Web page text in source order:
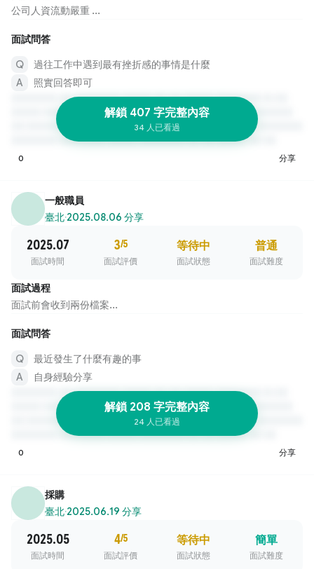
公司人資流動嚴重 ...
面試問答
過往工作中遇到最有挫折感的事情是什麼
照實回答即可
解鎖 407 字完整內容
34 人已看過
0 分享
一般職員
臺北·2025.08.06 分享
2025.07
面試時間
3/5
面試評價
等待中
面試狀態
普通
面試難度
面試過程
面試前會收到兩份檔案...
面試問答
最近發生了什麼有趣的事
自身經驗分享
解鎖 208 字完整內容
24 人已看過
0 分享
採購
臺北·2025.06.19 分享
2025.05
面試時間
4/5
面試評價
等待中
面試狀態
簡單
面試難度